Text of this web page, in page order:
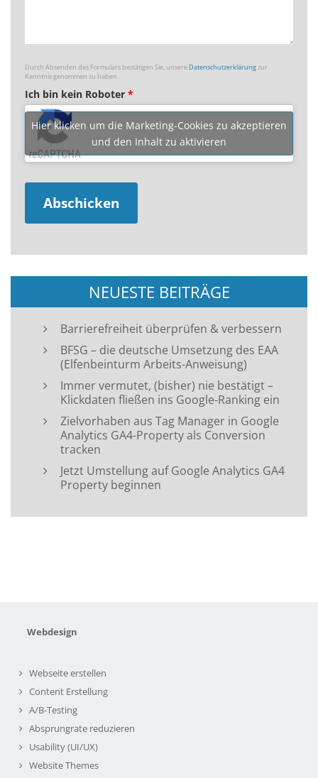
Durch Absenden des Formulars bestätigen Sie, unsereDatenschutzerklärungzur
Kenntnis genommen zu haben
Ich bin kein Roboter *
Hier klicken um die Marketing-Cookies zu akzeptieren
und den Inhalt zu aktivieren
NEUESTE BEITRÄGE
Barrierefreiheit überprüfen & verbessern
BFSG – die deutsche Umsetzung des EAA
(Elfenbeinturm Arbeits-Anweisung)
Immer vermutet, (bisher) nie bestätigt –
Klickdaten fließen ins Google-Ranking ein
Zielvorhaben aus Tag Manager in Google
Analytics GA4-Property als Conversion
tracken
Jetzt Umstellung auf Google Analytics GA4
Property beginnen
Webdesign
Webseite erstellen
Content Erstellung
A/B-Testing
Absprungrate reduzieren
Usability (UI/UX)
Website Themes